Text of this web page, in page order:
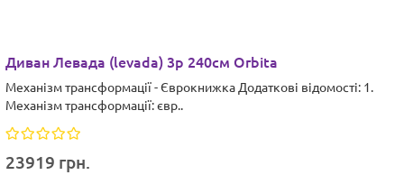
Диван Левада (levada) 3р 240см Orbita
Механізм трансформації - Єврокнижка Додаткові відомості: 1.
Механізм трансформації: євр..
23919 грн.